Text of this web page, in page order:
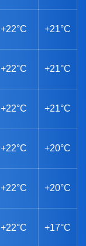
+22°C +21°C
+22°C +21°C
+22°C +21°C
+22°C +20°C
+22°C +20°C
+22°C +17°C